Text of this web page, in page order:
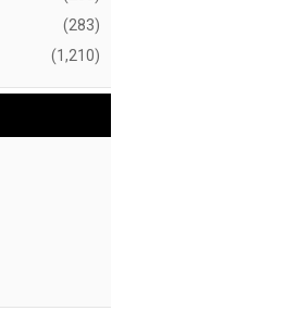
(283)
(1,210)